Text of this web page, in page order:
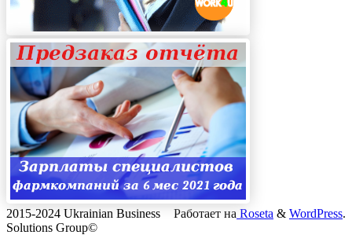
Работает на Roseta & WordPress.
2015-2024 Ukrainian Business
Solutions Group©